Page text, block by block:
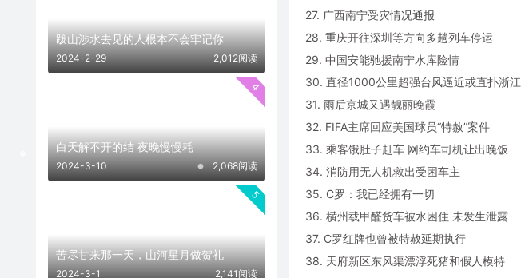
27. 广西南宁受灾情况通报
28. 重庆开往深圳等方向多趟列车停运
29. 中国安能驰援南宁水库险情
30. 直径1000公里超强台风逼近或直扑浙江
31. 雨后京城又遇靓丽晚霞
32. FIFA主席回应美国球员“特赦”案件
33. 乘客饿肚子赶车 网约车司机让出晚饭
34. 消防用无人机救出受困车主
35. C罗：我已经拥有一切
36. 横州载甲醛货车被水困住 未发生泄露
37. C罗红牌也曾被特赦延期执行
38. 天府新区东风渠漂浮死猪和假人模特
跋山涉水去见的人根本不会牢记你
2024-2-29 2,012阅读
4
白天解不开的结 夜晚慢慢耗 ​​​
2024-3-10 2,068阅读
5
苦尽甘来那一天，山河星月做贺礼
2024-3-1 2,141阅读